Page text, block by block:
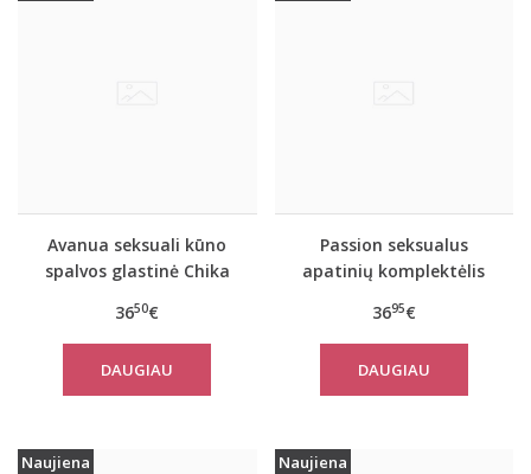
Avanua seksuali kūno
spalvos glastinė Chika
3650€
DAUGIAU
Passion seksualus
apatinių komplektėlis
3695€
DAUGIAU
Naujiena Naujiena